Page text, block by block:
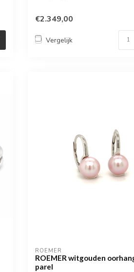
€2.349,00
Vergelijk
ROEMER
ROEMER witgouden
parel